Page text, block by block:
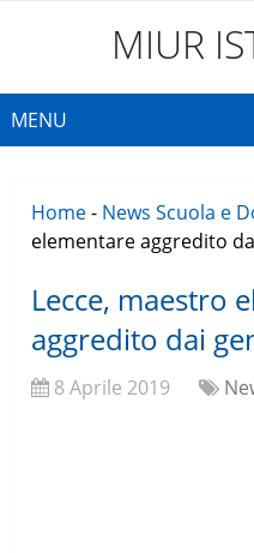
MIUR
MENU
Home- News Scuola e
elementare aggredito
Lecce, maestro
aggredito dai
8 Aprile 2019